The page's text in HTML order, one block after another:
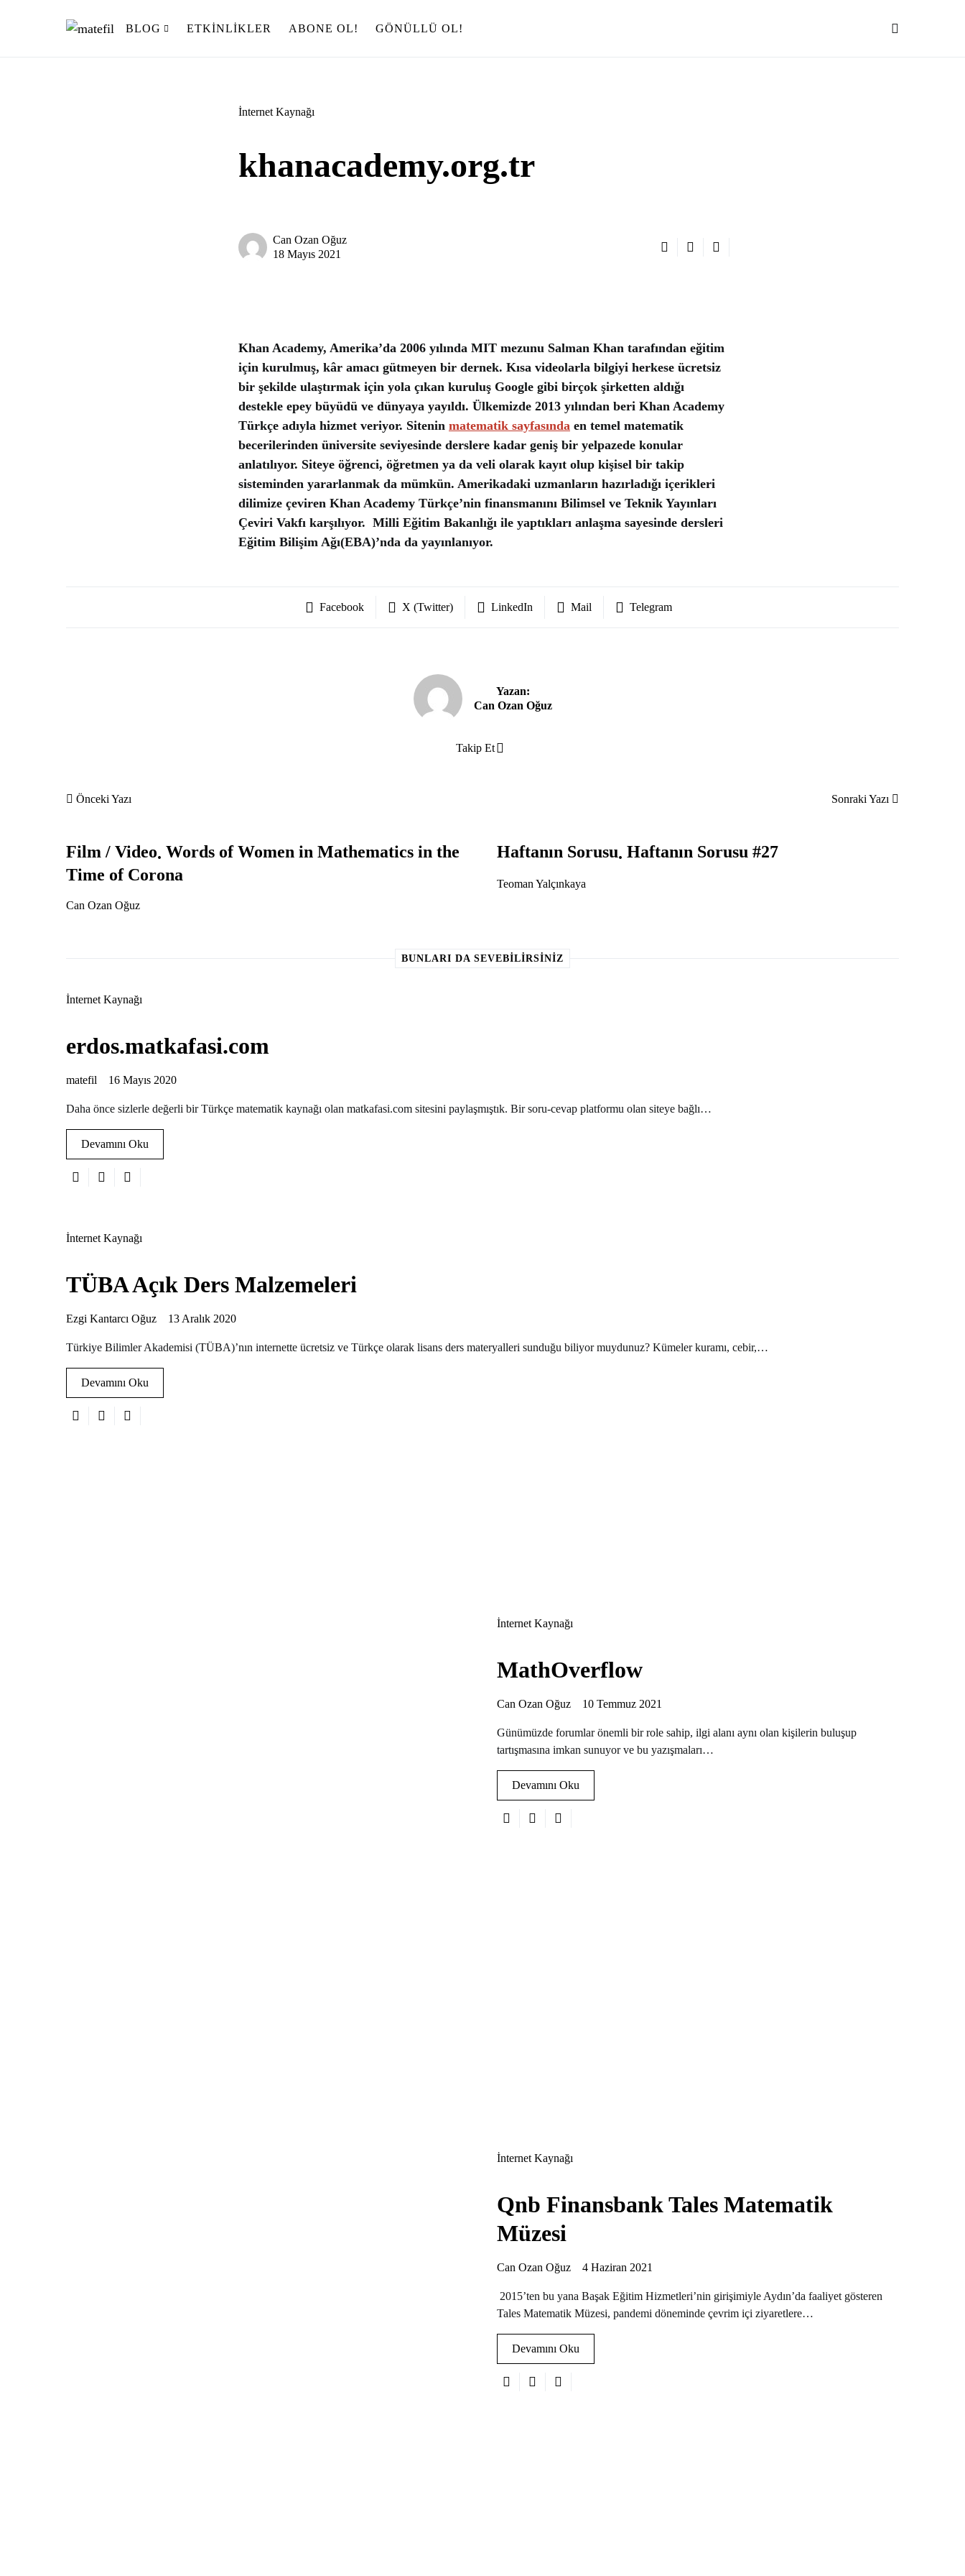
BLOG ETKINLIKLER ABONE OL!
GÖNÜLLÜ OL!
İnternet Kaynağı
khanacademy.org.tr
Can Ozan Oğuz
18 Mayıs 2021
Khan Academy, Amerika’da 2006 yılında MIT mezunu Salman Khan tarafından eğitim
için kurulmuş, kâr amacı gütmeyen bir dernek. Kısa videolarla bilgiyi herkese ücretsiz
bir şekilde ulaştırmak için yola çıkan kuruluş Google gibi birçok şirketten aldığı
destekle epey büyüdü ve dünyaya yayıldı. Ülkemizde 2013 yılından beri Khan Academy
Türkçe adıyla hizmet veriyor. Sitenin matematik sayfasında en temel matematik
becerilerinden üniversite seviyesinde derslere kadar geniş bir yelpazede konular
anlatılıyor. Siteye öğrenci, öğretmen ya da veli olarak kayıt olup kişisel bir takip
sisteminden yararlanmak da mümkün. Amerikadaki uzmanların hazırladığı içerikleri
dilimize çeviren Khan Academy Türkçe’nin finansmanını Bilimsel ve Teknik Yayınları
Çeviri Vakfı karşılıyor. Milli Eğitim Bakanlığı ile yaptıkları anlaşma sayesinde dersleri
Eğitim Bilişim Ağı(EBA)’nda da yayınlanıyor.
Facebook X (Twitter) LinkedIn Mail Telegram
Yazan:
Can Ozan Oğuz
Takip Et
Önceki Yazı
Film / Video Words of Women in Mathematics in the
Time of Corona
Can Ozan Oğuz
Sonraki Yazı
Haftanın Sorusu Haftanın Sorusu #27
Teoman Yalçınkaya
BUNLARI DA SEVEBILIRSINIZ
İnternet Kaynağı
erdos.matkafasi.com
matefil 16 Mayıs 2020
Daha önce sizlerle değerli bir Türkçe matematik kaynağı olan matkafasi.com sitesini paylaşmıştık. Bir soru-cevap platformu olan siteye bağlı…
Devamını Oku
İnternet Kaynağı
TÜBA Açık Ders Malzemeleri
Ezgi Kantarcı Oğuz 13 Aralık 2020
Türkiye Bilimler Akademisi (TÜBA)’nın internette ücretsiz ve Türkçe olarak lisans ders materyalleri sunduğu biliyor muydunuz? Kümeler kuramı, cebir,…
Devamını Oku
İnternet Kaynağı
MathOverflow
Can Ozan Oğuz 10 Temmuz 2021
Günümüzde forumlar önemli bir role sahip, ilgi alanı aynı olan kişilerin buluşup
tartışmasına imkan sunuyor ve bu yazışmaları…
Devamını Oku
İnternet Kaynağı
Qnb Finansbank Tales Matematik
Müzesi
Can Ozan Oğuz 4 Haziran 2021
2015’ten bu yana Başak Eğitim Hizmetleri’nin girişimiyle Aydın’da faaliyet gösteren
Tales Matematik Müzesi, pandemi döneminde çevrim içi ziyaretlere…
Devamını Oku